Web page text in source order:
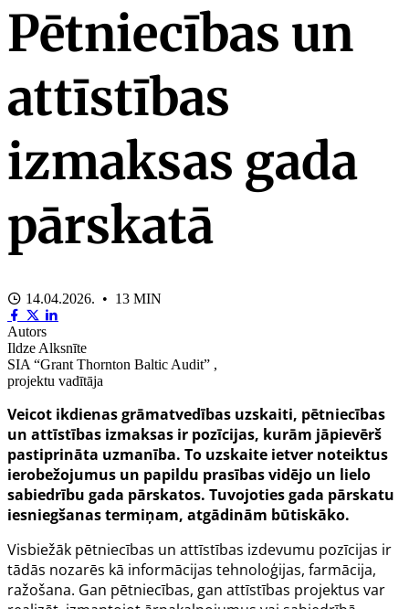
Pētniecības un
attīstības
izmaksas gada
pārskatā
14.04.2026. • 13 MIN
Autors
Ildze Alksnīte
SIA “Grant Thornton Baltic Audit” ,
projektu vadītāja
Veicot ikdienas grāmatvedības uzskaiti, pētniecības
un attīstības izmaksas ir pozīcijas, kurām jāpievērš
pastiprināta uzmanība. To uzskaite ietver noteiktus
ierobežojumus un papildu prasības vidējo un lielo
sabiedrību gada pārskatos. Tuvojoties gada pārskatu
iesniegšanas termiņam, atgādinām būtiskāko.
Visbiežāk pētniecības un attīstības izdevumu pozīcijas ir
tādās nozarēs kā informācijas tehnoloģijas, farmācija,
ražošana. Gan pētniecības, gan attīstības projektus var